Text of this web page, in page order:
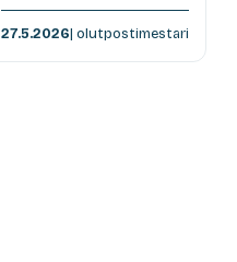
27.5.2026| olutpostimestari